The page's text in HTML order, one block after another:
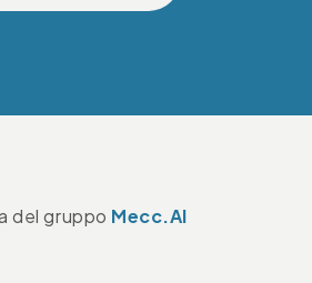
del gruppo Mecc.Al